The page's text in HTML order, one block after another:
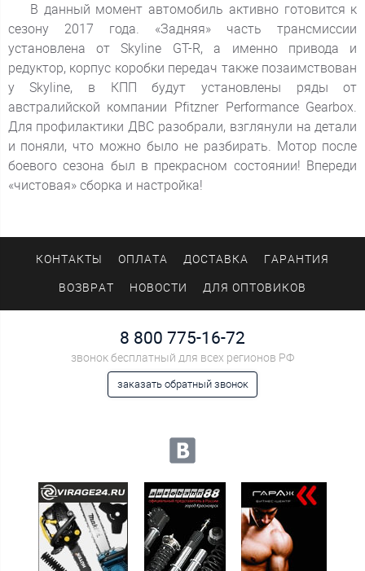
В данный момент автомобиль активно готовится к
сезону 2017 года. «Задняя» часть трансмиссии
установлена от Skyline GT-R, а именно привода и
редуктор, корпус коробки передач также позаимствован
у Skyline, в КПП будут установлены ряды от
австралийской компании Pfitzner Performance Gearbox.
Для профилактики ДВС разобрали, взглянули на детали
и поняли, что можно было не разбирать. Мотор после
боевого сезона был в прекрасном состоянии! Впереди
«чистовая» сборка и настройка!
КОНТАКТЫ ОПЛАТА ДОСТАВКА ГАРАНТИЯ
ВОЗВРАТ НОВОСТИ ДЛЯ ОПТОВИКОВ
8 800 775-16-72
звонок бесплатный для всех регионов РФ
заказать обратный звонок